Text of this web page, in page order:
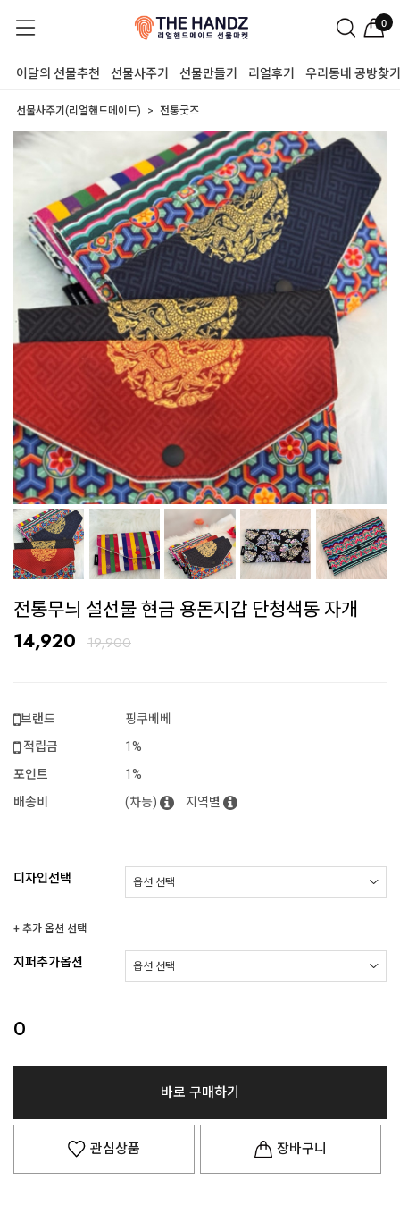
0
이달의 선물추천 선물사주기 선물만들기 리얼후기 우리동네 공방찾기
선물사주기(리얼핸드메이드) 전통굿즈
전통무늬 설선물 현금 용돈지갑 단청색동 자개
14,920 19,900
브랜드
핑쿠베베
적립금
1%
포인트
1%
배송비
(차등) 지역별
디자인선택
+ 추가 옵션 선택
지퍼추가옵션
0
바로 구매하기
관심상품 장바구니